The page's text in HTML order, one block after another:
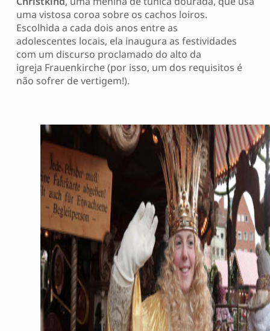
uma vistosa coroa sobre os cachos loiros.
Escolhida a cada dois anos entre as
adolescentes locais, ela inaugura as festividades
com um discurso proclamado do alto da
igreja Frauenkirche (por isso, um dos requisitos é
não sofrer de vertigem!).